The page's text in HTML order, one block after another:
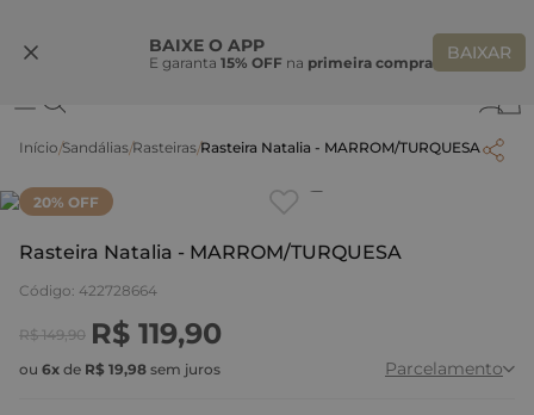
BAIXE O APP
E garanta 15% OFF na primeira compra BAIXAR
Ganhe 10% OFF na coleção utilizando o código do seu vendedor*
Sandálias Rasteiras Rasteira Natalia - MARROM/TURQUESA
20% OFF
Rasteira Natalia - MARROM/TURQUESA
Código: 422728664
R$ 149,90 R$ 119,90
ou 6x de R$ 19,98 sem juros Parcelamento